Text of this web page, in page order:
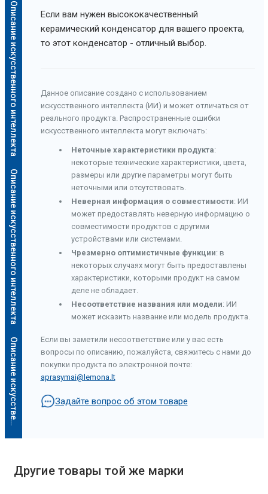
Описание искусственного интеллекта
Описание искусственного интеллекта
О
п
и
с
а
н
и
е
и
с
к
у
с
с
т
в
е
н
н
о
г
о
и
н
т
е
л
л
е
к
т
а
Если вам нужен высококачественный
керамический конденсатор для вашего проекта,
то этот конденсатор - отличный выбор.
Данное описание создано с использованием
искусственного интеллекта (ИИ) и может отличаться от
реального продукта. Распространенные ошибки
искусственного интеллекта могут включать:
Неточные характеристики продукта:
некоторые технические характеристики, цвета,
размеры или другие параметры могут быть
неточными или отсутствовать.
Неверная информация о совместимости: ИИ
может предоставлять неверную информацию о
совместимости продуктов с другими
устройствами или системами.
Чрезмерно оптимистичные функции: в
некоторых случаях могут быть предоставлены
характеристики, которыми продукт на самом
деле не обладает.
Несоответствие названия или модели: ИИ
может исказить название или модель продукта.
Если вы заметили несоответствие или у вас есть
вопросы по описанию, пожалуйста, свяжитесь с нами до
покупки продукта по электронной почте:
aprasymai@lemona.lt
Задайте вопрос об этом товаре
Другие товары той же марки